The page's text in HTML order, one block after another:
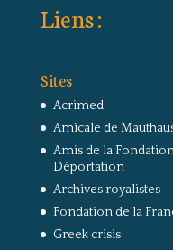
Liens :
Sites
Acrimed
Amicale de
Amis de la
Déportation
Archives royalistes
Fondation de la
Greek crisis